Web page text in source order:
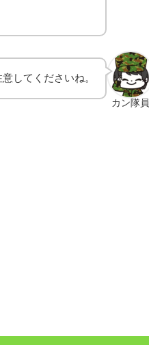
カン隊員
してくださいね。